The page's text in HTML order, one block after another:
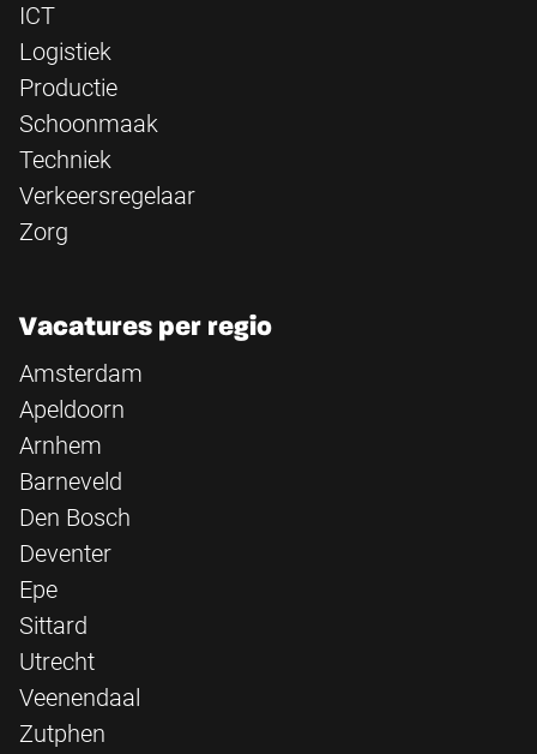
ICT
Logistiek
Productie
Schoonmaak
Techniek
Verkeersregelaar
Zorg
Vacatures per regio
Amsterdam
Apeldoorn
Arnhem
Barneveld
Den Bosch
Deventer
Epe
Sittard
Utrecht
Veenendaal
Zutphen